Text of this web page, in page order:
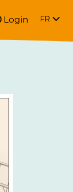
Login FR